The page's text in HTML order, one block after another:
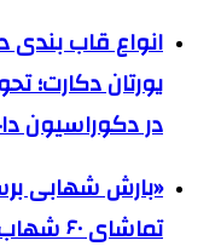
انواع قاب بندی
یورتان دکارت؛
در دکوراسیون
«بارش شهابی
تماشای ۶۰ شهاب در هر ساعت!